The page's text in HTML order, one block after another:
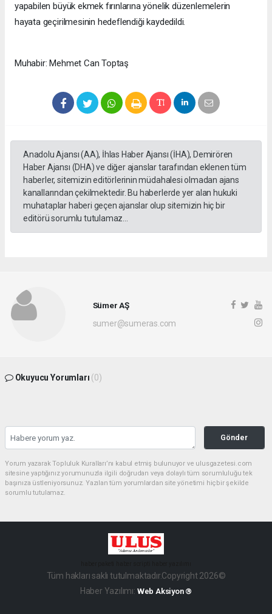
yapabilen büyük ekmek fırınlarına yönelik düzenlemelerin
hayata geçirilmesinin hedeflendiği kaydedildi.
Muhabir: Mehmet Can Toptaş
Anadolu Ajansı (AA), İhlas Haber Ajansı (İHA), Demirören
Haber Ajansı (DHA) ve diğer ajanslar tarafından eklenen tüm
haberler, sitemizin editörlerinin müdahalesi olmadan ajans
kanallarından çekilmektedir. Bu haberlerde yer alan hukuki
muhataplar haberi geçen ajanslar olup sitemizin hiç bir
editörü sorumlu tutulamaz...
Sümer AŞ
sumer@sumeras.com
Okuyucu Yorumları (0)
Gönder
Yorum yazarak Topluluk Kuralları’nı kabul etmiş bulunuyor ve ulusgazetesi.com
sitesine yaptığınız yorumunuzla ilgili doğrudan veya dolaylı tüm sorumluluğu tek
başınıza üstleniyorsunuz. Yazılan tüm yorumlardan site yönetimi hiçbir şekilde
sorumlu tutulamaz.
Tüm hakları saklı tutulmaktadır.Copyright 2026©
Haber Yazılımı: Web Aksiyon ®